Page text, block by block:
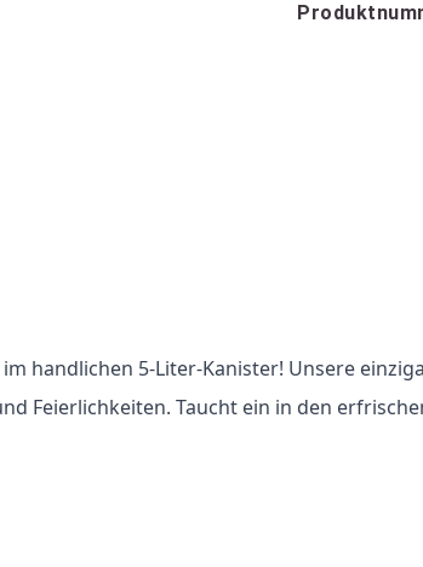
handlichen 5-Liter-Kanister! Unsere
Feierlichkeiten. Taucht ein in den